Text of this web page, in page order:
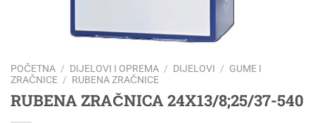
POČETNA / DIJELOVI I OPREMA / DIJELOVI / GUME I
ZRAČNICE / RUBENA ZRAČNICE
RUBENA ZRAČNICA 24X13/8;25/37-540